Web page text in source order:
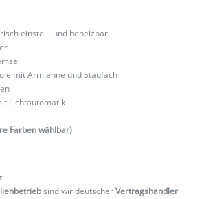
einstell- und beheizbar
mit Armlehne und Staufach
Lichtautomatik
Farben wählbar)
sind wir deutscherVertragshändler